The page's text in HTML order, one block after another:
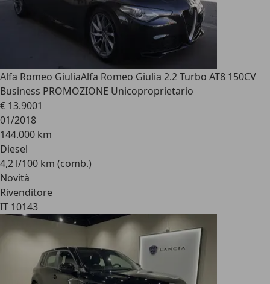
Alfa Romeo GiuliaAlfa Romeo Giulia 2.2 Turbo AT8 150CV
Business PROMOZIONE Unicoproprietario
€ 13.9001
01/2018
144.000 km
Diesel
4,2 l/100 km (comb.)
Novità
Rivenditore
IT 10143